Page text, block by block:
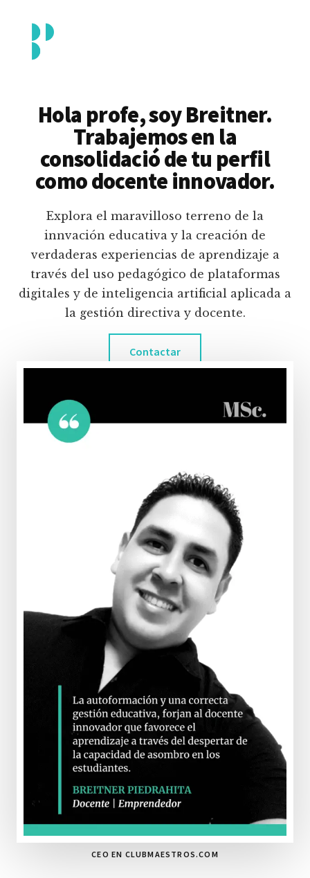
contenido
principal
menu
Piedrahita
docente
pedagógico
educativas
digitales
inteligencia
artificial.
Hola profe, soy Breitner.
Trabajemos en la
consolidació de tu perfil
como docente innovador.
Explora el maravilloso terreno de la
innvación educativa y la creación de
verdaderas experiencias de aprendizaje a
través del uso pedagógico de plataformas
digitales y de inteligencia artificial aplicada a
la gestión directiva y docente.
Contactar
CEO EN CLUBMAESTROS.COM